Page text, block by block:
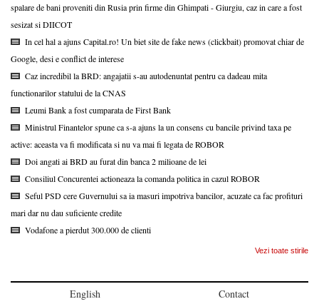
spalare de bani proveniti din Rusia prin firme din Ghimpati - Giurgiu, caz in care a fost
sesizat si DIICOT
In cel hal a ajuns Capital.ro! Un biet site de fake news (clickbait) promovat chiar de
Google, desi e conflict de interese
Caz incredibil la BRD: angajatii s-au autodenuntat pentru ca dadeau mita
functionarilor statului de la CNAS
Leumi Bank a fost cumparata de First Bank
Ministrul Finantelor spune ca s-a ajuns la un consens cu bancile privind taxa pe
active: aceasta va fi modificata si nu va mai fi legata de ROBOR
Doi angati ai BRD au furat din banca 2 milioane de lei
Consiliul Concurentei actioneaza la comanda politica in cazul ROBOR
Seful PSD cere Guvernului sa ia masuri impotriva bancilor, acuzate ca fac profituri
mari dar nu dau suficiente credite
Vodafone a pierdut 300.000 de clienti
Vezi toate stirile
English Contact